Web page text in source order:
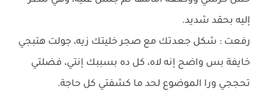
إليه بحقد شديد.
رفعت : شكل جعدتك مع صجر خليتك زيه، جولت هتبجي
خايفة بس واضح إنه لاه، كل ده بسببك إنتي، فضلتي
تحججي ورا الموضوع لحد ما كشفتي كل حاجة.